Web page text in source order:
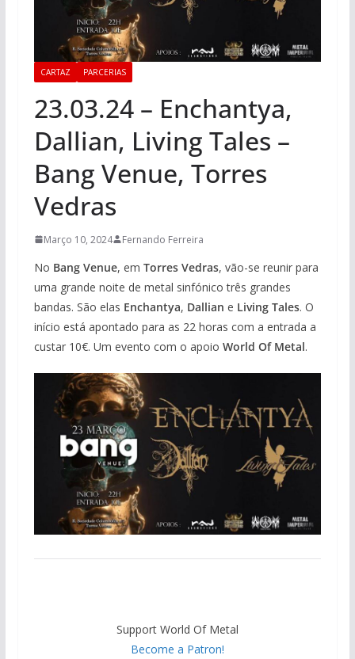
CARTAZ PARCERIAS
23.03.24 – Enchantya,
Dallian, Living Tales –
Bang Venue, Torres
Vedras
Março 10, 2024 Fernando Ferreira
No Bang Venue, em Torres Vedras, vão-se reunir para
uma grande noite de metal sinfónico três grandes
bandas. São elas Enchantya, Dallian e Living Tales. O
início está apontado para as 22 horas com a entrada a
custar 10€. Um evento com o apoio World Of Metal.
Support World Of Metal
Become a Patron!